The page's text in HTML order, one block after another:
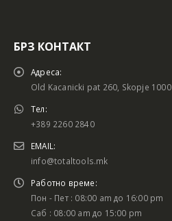
Батериски сет
Батериски сет Ротирачки Чекан и Бормашина 20V
БРЗ КОНТАКТ
Адреса:
Old Kacanicki pat 260, Skopje 1000
Тел:
+389 2260 2840
EMAIL:
info@totaltools.mk
Работно време:
Пон - Пет : 08:00 am до 16:00 pm
Саб : 08:00 am до 15:00 pm